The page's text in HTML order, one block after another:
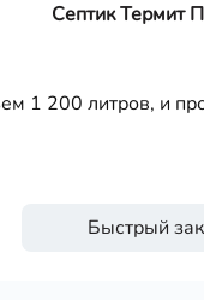
Септик Термит
1 200 литров, и
Быстрый